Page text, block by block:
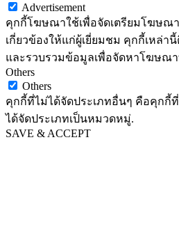
Advertisement
คุกกี้โฆษณาใช้เพื่อจัดเตรียมโฆษณ
เกี่ยวข้องให้แก่ผู้เยี่ยมชม คุกกี้เหล่า
และรวบรวมข้อมูลเพื่อจัดหาโฆษณา
Others
Others
คุกกี้ที่ไม่ได้จัดประเภทอื่นๆ คือคุกกี้ที่
ได้จัดประเภทเป็นหมวดหมู่.
SAVE & ACCEPT